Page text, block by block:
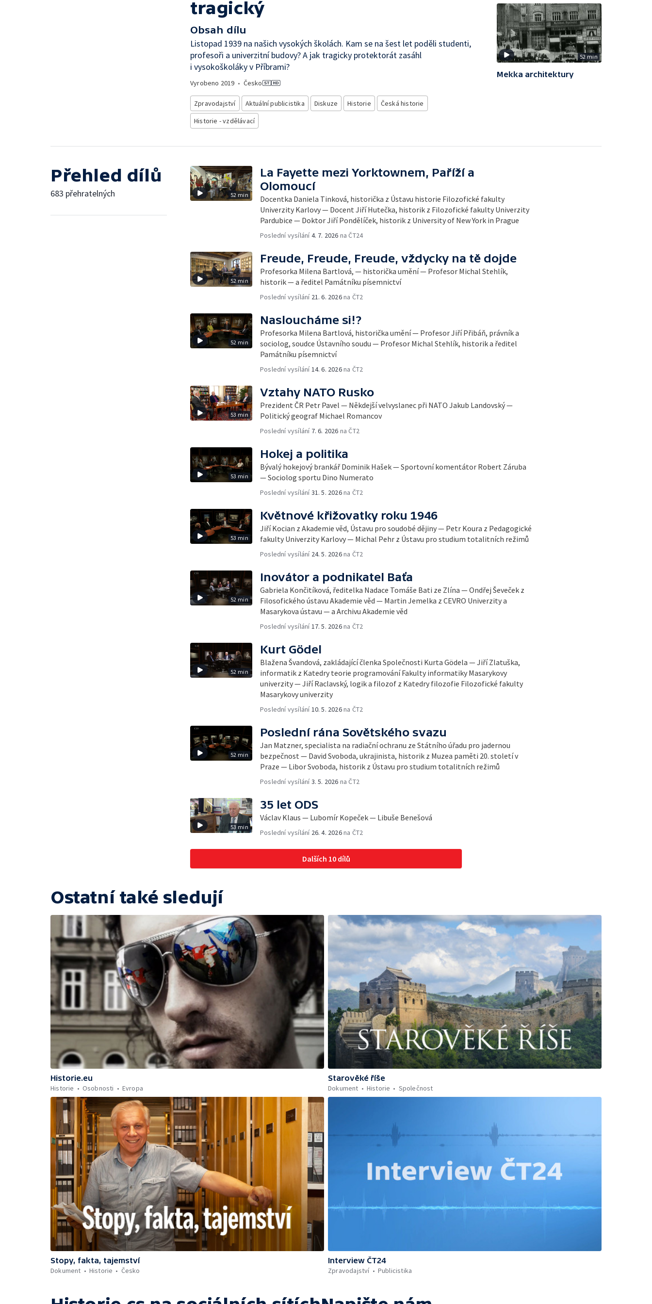
tragický
Obsah dílu
Listopad 1939 na našich vysokých školách. Kam se na šest let poděli studenti,
profesoři a univerzitní budovy? A jak tragicky protektorát zasáhl
i vysokoškoláky v Příbrami?
Vyrobeno 2019 • Česko
Zpravodajství Aktuální publicistika Diskuze Historie
Česká historie
Historie - vzdělávací
52 min
Mekka architektury
Přehled dílů
683 přehratelných 52 min
La Fayette mezi Yorktownem, Paříží a
Olomoucí
Docentka Daniela Tinková, historička z Ústavu historie Filozofické fakulty
Univerzity Karlovy — Docent Jiří Hutečka, historik z Filozofické fakulty Univerzity
Pardubice — Doktor Jiří Pondělíček, historik z University of New York in Prague
Poslední vysílání4. 7. 2026 na ČT24
52 min
Freude, Freude, Freude, vždycky na tě dojde
Profesorka Milena Bartlová, — historička umění — Profesor Michal Stehlík,
historik — a ředitel Památníku písemnictví
Poslední vysílání 21. 6. 2026na ČT2
52 min
Nasloucháme si!?
Profesorka Milena Bartlová, historička umění — Profesor Jiří Přibáň, právník a
sociolog, soudce Ústavního soudu — Profesor Michal Stehlík, historik a ředitel
Památníku písemnictví
Poslední vysílání14. 6. 2026na ČT2
53 min
Vztahy NATO Rusko
Prezident ČR Petr Pavel — Někdejší velvyslanec při NATO Jakub Landovský —
Politický geograf Michael Romancov
Poslední vysílání 7. 6. 2026 na ČT2
53 min
Hokej a politika
Bývalý hokejový brankář Dominik Hašek — Sportovní komentátor Robert Záruba
— Sociolog sportu Dino Numerato
Poslední vysílání31. 5. 2026na ČT2
53 min
Květnové křižovatky roku 1946
Jiří Kocian z Akademie věd, Ústavu pro soudobé dějiny — Petr Koura z Pedagogické
fakulty Univerzity Karlovy — Michal Pehr z Ústavu pro studium totalitních režimů
Poslední vysílání 24. 5. 2026na ČT2
52 min
Inovátor a podnikatel Baťa
Gabriela Končitíková, ředitelka Nadace Tomáše Bati ze Zlína — Ondřej Ševeček z
Filosofického ústavu Akademie věd — Martin Jemelka z CEVRO Univerzity a
Masarykova ústavu — a Archivu Akademie věd
Poslední vysílání17. 5. 2026na ČT2
52 min
Kurt Gödel
Blažena Švandová, zakládající členka Společnosti Kurta Gödela — Jiří Zlatuška,
informatik z Katedry teorie programování Fakulty informatiky Masarykovy
univerzity — Jiří Raclavský, logik a filozof z Katedry filozofie Filozofické fakulty
Masarykovy univerzity
Poslední vysílání10. 5. 2026na ČT2
52 min
Poslední rána Sovětského svazu
Jan Matzner, specialista na radiační ochranu ze Státního úřadu pro jadernou
bezpečnost — David Svoboda, ukrajinista, historik z Muzea paměti 20. století v
Praze — Libor Svoboda, historik z Ústavu pro studium totalitních režimů
Poslední vysílání3. 5. 2026 na ČT2
53 min
35 let ODS
Václav Klaus — Lubomír Kopeček — Libuše Benešová
Poslední vysílání 26. 4. 2026na ČT2
Dalších 10 dílů
Ostatní také sledují
Historie.eu
Historie
Osobnosti Evropa
Starověké říše
Dokument
Historie Společnost
Stopy, fakta, tajemství
Dokument
Historie Česko
Interview ČT24
Zpravodajství
Publicistika